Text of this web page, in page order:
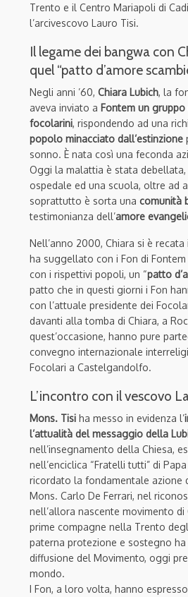
Trento e il Centro Mariapoli di
l’arcivescovo Lauro Tisi.
Il legame dei bangwa con
quel “patto d’amore
Negli anni ’60, Chiara Lubich, la
aveva inviato a Fontem un
focolarini, rispondendo ad una
popolo minacciato dall’estinzione
sonno. È nata così una feconda
Oggi la malattia è stata debellata,
ospedale ed una scuola, oltre ad
soprattutto è sorta una comunità
testimonianza dell’amore
Nell’anno 2000, Chiara si è
ha suggellato con i Fon di Fontem
con i rispettivi popoli, un “patto
patto che in questi giorni i Fon
con l’attuale presidente dei
davanti alla tomba di Chiara, a
quest’occasione, hanno pure
convegno internazionale
Focolari a Castelgandolfo.
L’incontro con il vescovo
Mons. Tisi ha messo in evidenza l’
l’attualità del messaggio della
nell’insegnamento della Chiesa,
nell’enciclica “Fratelli tutti” di
ricordato la fondamentale azione
Mons. Carlo De Ferrari, nel
nell’allora nascente movimento di
prime compagne nella Trento
paterna protezione e sostegno
diffusione del Movimento, oggi
mondo.
I Fon, a loro volta, hanno